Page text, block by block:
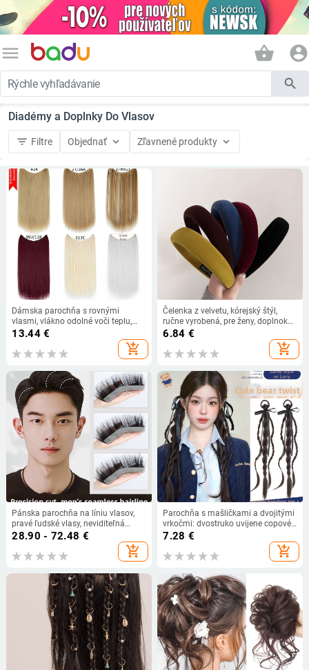
menu shopping_basket account_circle
search
Diadémy a Doplnky Do Vlasov
filter_list Filtre Objednať keyboard_arrow_down Zľavnené produkty keyboard_arrow_down
Dámska parochňa s rovnými
vlasmi, vlákno odolné voči teplu,
model s sieťovanou páskou, dá sa
13.44€
add_shopping_cart
Čelenka z velvetu, kórejský štýl,
ručne vyrobená, pre ženy, doplnok
na hlavu
6.84 €
add_shopping_cart
Pánska parochňa na líniu vlasov,
pravé ľudské vlasy, neviditeľná
predná časť, s M-tvarovanou líniou
28.90 - 72.48 €
add_shopping_cart
Parochňa s mašličkami a dvojitými
vrkočmi: dvostruko uvijene copové
účesy
7.28 €
add_shopping_cart